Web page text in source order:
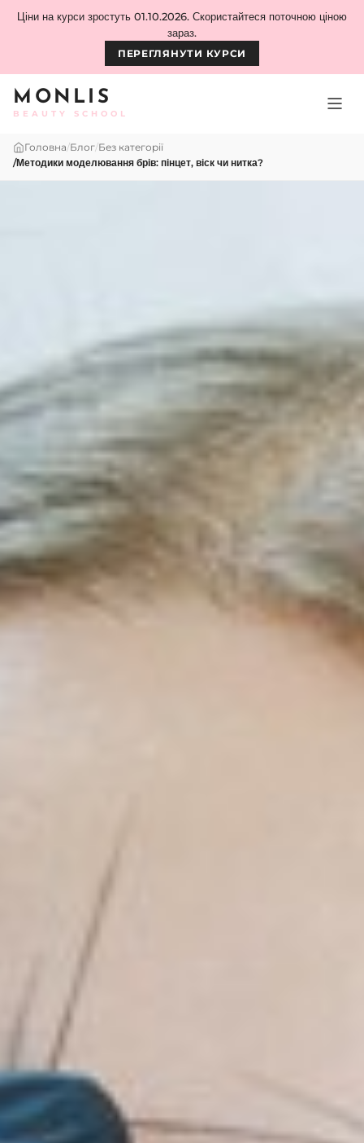
Skip to content
MONLIS
BEAUTY SCHOOL
Ціни на курси зростуть 01.10.2026. Скористайтеся поточною ціною
зараз.
ПЕРЕГЛЯНУТИ КУРСИ
Головна/Блог/Без категорії
/Методики моделювання брів: пінцет, віск чи нитка?